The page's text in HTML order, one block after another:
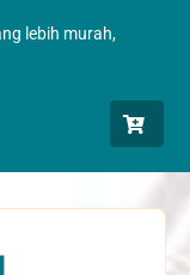
lebih murah,